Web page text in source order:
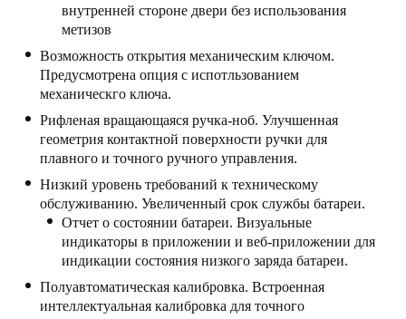
Français
Netherlands
NederlandsEnglish
Belgium
FrançaisNederlandsEnglish
внутренней стороне двери без использования
метизов
Возможность открытия механическим ключом.
Предусмотрена опция с испотльзованием
механическго ключа.
Рифленая вращающаяся ручка-ноб. Улучшенная
геометрия контактной поверхности ручки для
плавного и точного ручного управления.
Низкий уровень требований к техническому
обслуживанию. Увеличенный срок службы батареи.
Отчет о состоянии батареи. Визуальные
индикаторы в приложении и веб-приложении для
индикации состояния низкого заряда батареи.
Полуавтоматическая калибровка. Встроенная
интеллектуальная калибровка для точного